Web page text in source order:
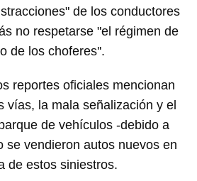
como favorito, primero has de
cuenta de 14ymedio.
de los conductores
no respetarse "el régimen de
de los choferes''.
reportes oficiales mencionan
vías, la mala señalización y el
de vehículos -debido a
se vendieron autos nuevos en
de estos siniestros.